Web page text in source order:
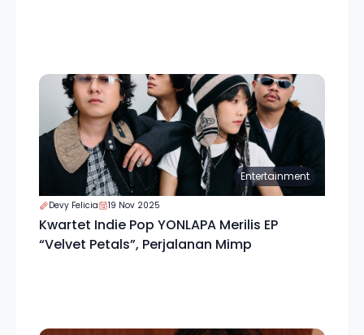
Entertainment
Devy Felicia 19 Nov 2025
Kwartet Indie Pop YONLAPA Merilis EP
“Velvet Petals”, Perjalanan Mimp